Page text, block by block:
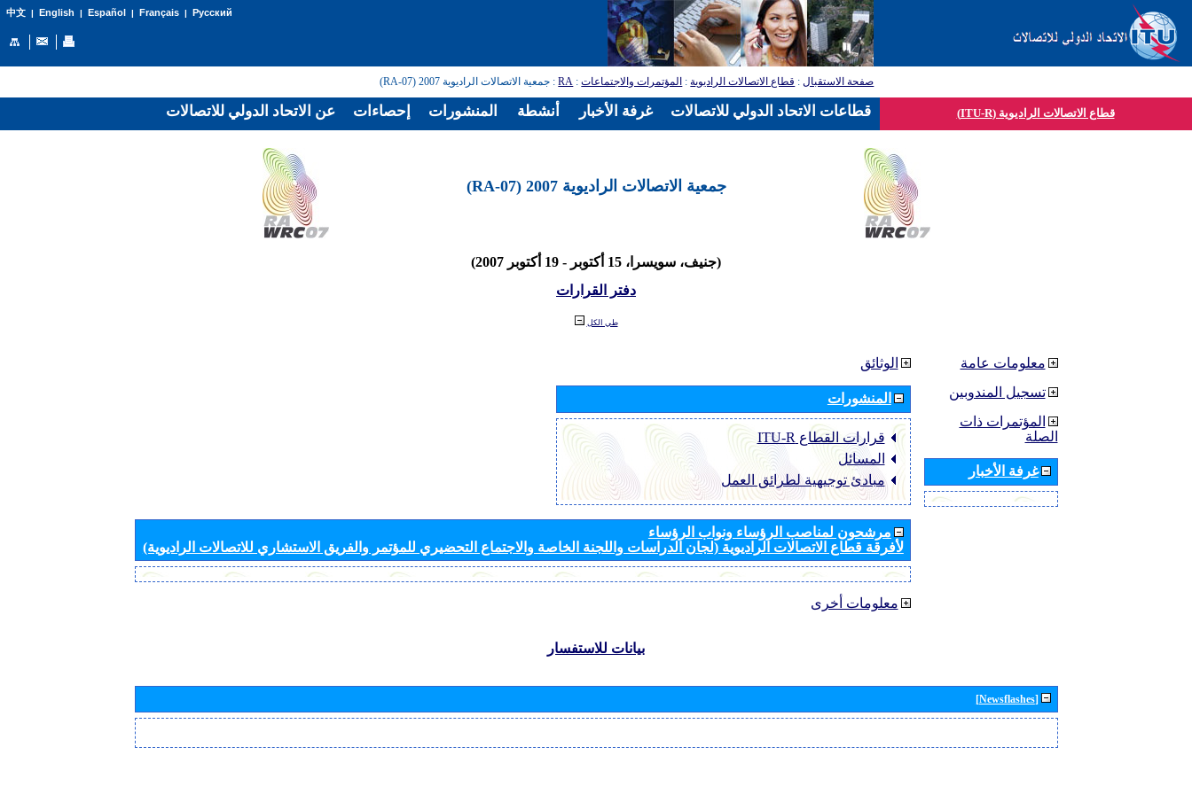
中文| English | Español | Français| Русский
صفحة الاستقبال: قطاع الاتصالات الراديوية: المؤتمرات والاجتماعات:
RA: جمعية الاتصالات الراديوية 2007 (RA-07)
قطاع الاتصالات الراديوية (ITU-R)
جمعية الاتصالات الراديوية 2007 (RA-07)
(جنيف، سويسرا، 15 أكتوبر - 19 أكتوبر 2007)
دفتر القرارات
طي الكل
الوثائق
المنشورات
قرارات القطاع ‏ITU-R
المسائل
مبادئ توجيهية لطرائق العمل
مرشحون لمناصب الرؤساء ونواب الرؤساء
لأفرقة قطاع الاتصالات الراديوية (لجان الدراسات واللجنة الخاصة والاجتماع التحضيري للمؤتمر والفريق الاستشاري للاتصالات الراديوية)
معلومات أخرى
معلومات عامة
تسجيل المندوبين
المؤتمرات ذات
الصلة
غرفة الأخبار
بيانات للاستفسار
[Newsflashes]
عن الاتحاد الدولي للاتصالات إحصاءات المنشورات أنشطة غرفة الأخبار قطاعات الاتحاد الدولي للاتصالات